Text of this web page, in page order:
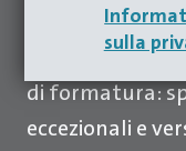
sulla
Precisione in
stabiliscono
di formatura:
eccezionali e